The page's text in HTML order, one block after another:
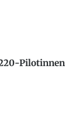
Pilotinnen